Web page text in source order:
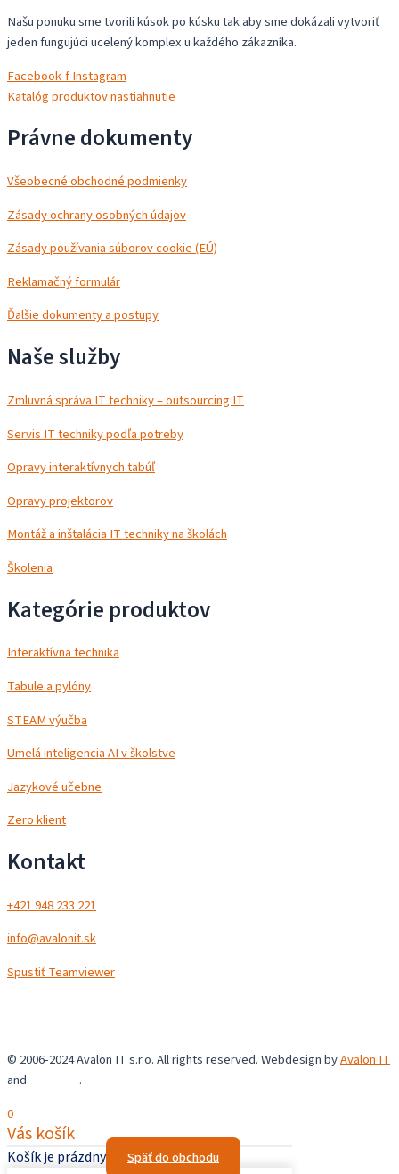
Našu ponuku sme tvorili kúsok po kúsku tak aby sme dokázali vytvoriť
jeden fungujúci ucelený komplex u každého zákazníka.
Facebook-fInstagram
Katalóg produktov nastiahnutie
Právne dokumenty
Všeobecné obchodné podmienky
Zásady ochrany osobných údajov
Zásady používania súborov cookie (EÚ)
Reklamačný formulár
Ďalšie dokumenty a postupy
Naše služby
Zmluvná správa IT techniky – outsourcing IT
Servis IT techniky podľa potreby
Opravy interaktívnych tabúľ
Opravy projektorov
Montáž a inštalácia IT techniky na školách
Školenia
Kategórie produktov
Interaktívna technika
Tabule a pylóny
STEAM výučba
Umelá inteligencia AI v školstve
Jazykové učebne
Zero klient
Kontakt
+421 948 233 221
info@avalonit.sk
Spustiť Teamviewer
Chrastné 36,044 44 Chrastné
© 2006-2024 Avalon IT s.r.o. All rights reserved. Webdesign byAvalon IT
and
.
0
Vás košík
Košík je prázdny Späť do obchodu